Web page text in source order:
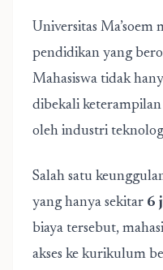
Universitas
pendidikan yang
Mahasiswa tidak
dibekali
oleh industri
Salah satu
yang hanya sekitar 6
biaya tersebut,
akses ke kurikulum